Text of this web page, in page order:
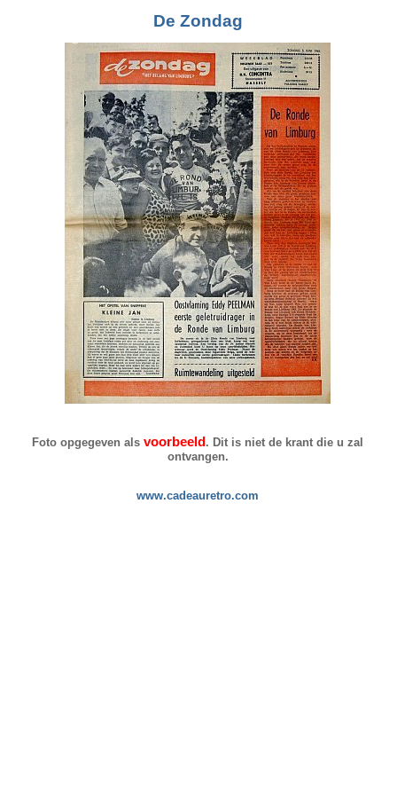
De Zondag
Foto opgegeven als voorbeeld. Dit is niet de krant die u zal
ontvangen.
www.cadeauretro.com